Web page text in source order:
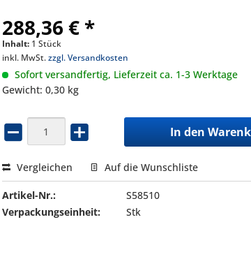
288,36 € *
Inhalt: 1 Stück
inkl. MwSt.zzgl. Versandkosten
Sofort versandfertig, Lieferzeit ca. 1-3 Werktage
Gewicht: 0,30 kg
In den
Vergleichen Auf die Wunschliste
Artikel-Nr.:
S58510
Verpackungseinheit:
Stk